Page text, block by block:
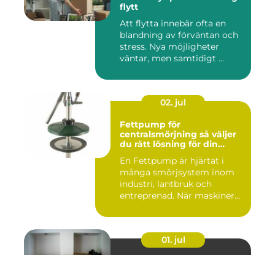
flytt
Att flytta innebär ofta en
blandning av förväntan och
stress. Nya möjligheter
väntar, men samtidigt ...
02. jul
Fettpump för
centralsmörjning så väljer
du rätt lösning för din
En Fettpump är hjärtat i
många smörjsystem inom
industri, lantbruk och
entreprenad. När maskiner
01. jul